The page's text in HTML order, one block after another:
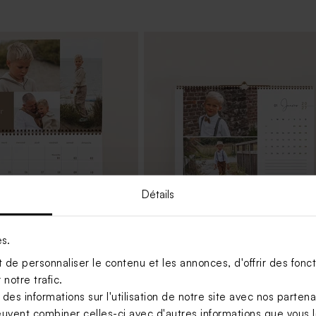
Détails
personnaliser le contenu et les annonces, d'offrir des
notre trafic.
informations sur l'utilisation de notre site avec nos
combiner celles-ci avec d'autres informations que vous
annuel à spirales ton
Calendrier mural annuel A4 jolie
police